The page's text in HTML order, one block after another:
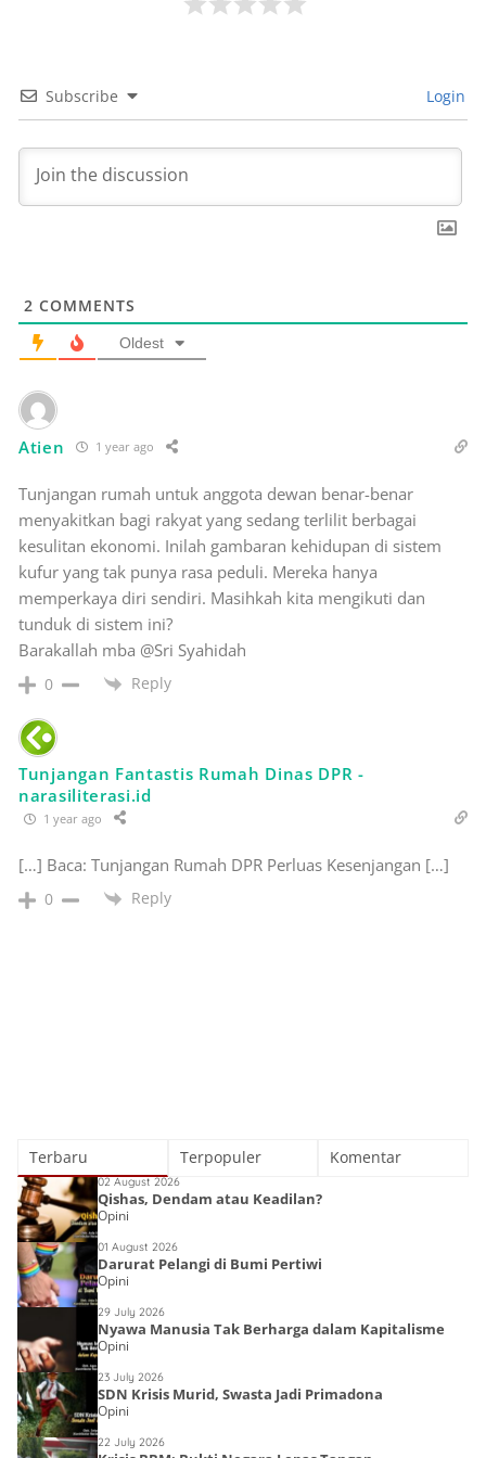
Subscribe Login
2 COMMENTS
Oldest
Atien 1 year ago
Tunjangan rumah untuk anggota dewan benar-benar
menyakitkan bagi rakyat yang sedang terlilit berbagai
kesulitan ekonomi. Inilah gambaran kehidupan di sistem
kufur yang tak punya rasa peduli. Mereka hanya
memperkaya diri sendiri. Masihkah kita mengikuti dan
tunduk di sistem ini?
Barakallah mba @Sri Syahidah
0 Reply
Tunjangan Fantastis Rumah Dinas DPR -
narasiliterasi.id
1 year ago
[…] Baca: Tunjangan Rumah DPR Perluas Kesenjangan […]
0 Reply
Terbaru Terpopuler Komentar
02 August 2026
Qishas, Dendam atau Keadilan?
Opini
01 August 2026
Darurat Pelangi di Bumi Pertiwi
Opini
29 July 2026
Nyawa Manusia Tak Berharga dalam Kapitalisme
Opini
23 July 2026
SDN Krisis Murid, Swasta Jadi Primadona
Opini
22 July 2026